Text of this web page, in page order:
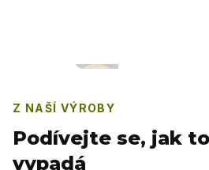
Z NAŠÍ VÝROBY
Podívejte se, jak
vypadá